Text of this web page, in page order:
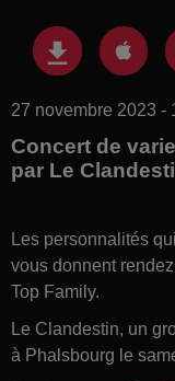
27 novembre 2023 -
Concert de
par Le
Les personnalités
vous donnent
Top Family.
Le Clandestin, un
à Phalsbourg le